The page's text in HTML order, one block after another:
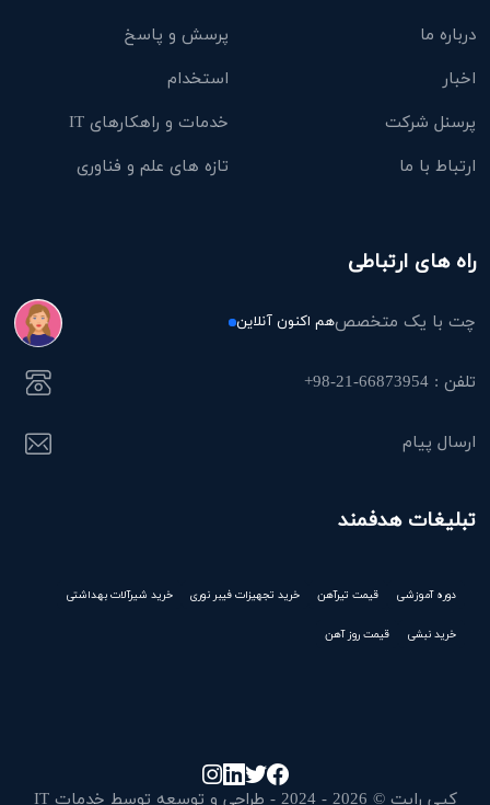
درباره ما
پرسش و پاسخ
اخبار
استخدام
پرسنل شرکت
خدمات و راهکارهای IT
ارتباط با ما
تازه های علم و فناوری
راه های ارتباطی
چت با یک متخصصهم اکنون آنلاین
تلفن : 66873954-21-98+
ارسال پیام
تبلیغات هدفمند
دوره آموزشی قیمت تیرآهن خرید تجهیزات فیبر نوری خرید شیرآلات بهداشتی
خرید نبشی قیمت روز آهن
کپی رایت © 2026 - 2024 - طراحی و توسعه توسط خدمات IT